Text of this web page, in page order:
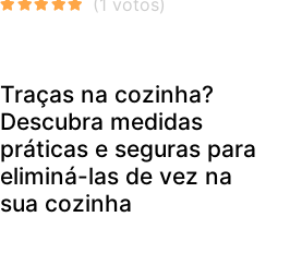
Traças na cozinha?
Descubra medidas
práticas e seguras para
eliminá-las de vez na
sua cozinha